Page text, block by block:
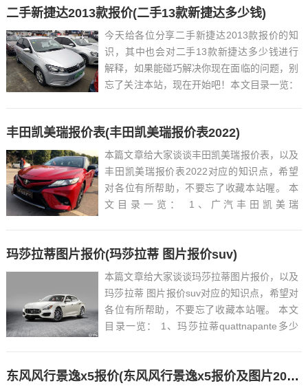
二手新捷达2013款报价(二手13款新捷达多少钱)
今天给各位分享二手新捷达2013款报价的知
识，其中也会对二手13款新捷达多少钱进行
解释，如果能碰巧解决你现在面临的问题，别
忘了关注本站，现在开始吧！本文目录一览：
丰田凯美瑞报价表(丰田凯美瑞报价表2022)
本篇文章给大家谈谈丰田凯美瑞报价表，以及
丰田凯美瑞报价表2022对应的知识点，希望
对各位有所帮助，不要忘了收藏本站喔。 本
文目录一览： 1、广汽丰田凯美瑞
玛莎拉蒂图片报价(玛莎拉蒂 图片报价suv)
本篇文章给大家谈谈玛莎拉蒂图片报价，以及
玛莎拉蒂 图片报价suv对应的知识点，希望对
各位有所帮助，不要忘了收藏本站喔。 本文
目录一览： 1、玛莎拉蒂quattnapante多少
东风风行景逸x5报价(东风风行景逸x5报价及图片2010款)